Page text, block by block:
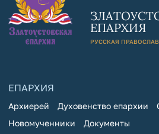
ЕПАРХИЯ
РУССКАЯ
ЕПАРХИЯ
Архиерей Духовенство епархии
Новомученники
Документы